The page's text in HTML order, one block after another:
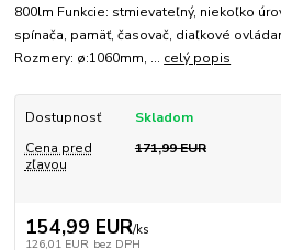
800lm Funkcie: stmievateľný, niekoľko
spínača, pamäť, časovač, diaľkové
Rozmery: ø:1060mm, ... celý popis
Dostupnosť
Skladom
Cena pred
zľavou
171,99 EUR
154,99 EUR/ks
126,01 EUR bez DPH